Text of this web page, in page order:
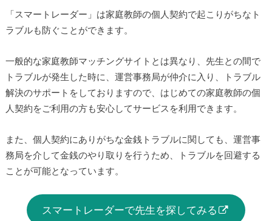
「スマートレーダー」は家庭教師の個人契約で起こりがちなト
ラブルも防ぐことができます。
一般的な家庭教師マッチングサイトとは異なり、先生との間で
トラブルが発生した時に、運営事務局が仲介に入り、トラブル
解決のサポートをしておりますので、はじめての家庭教師の個
人契約をご利用の方も安心してサービスを利用できます。
また、個人契約にありがちな金銭トラブルに関しても、運営事
務局を介して金銭のやり取りを行うため、トラブルを回避する
ことが可能となっています。
スマートレーダーで先生を探してみる